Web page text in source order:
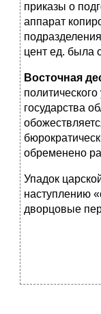
приказы о
аппарат
цент ед. была
Восточная
государства
обременено
Упадок
наступлению
дворцовые